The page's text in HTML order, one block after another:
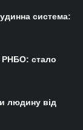
система:
РНБО: стало
людину від